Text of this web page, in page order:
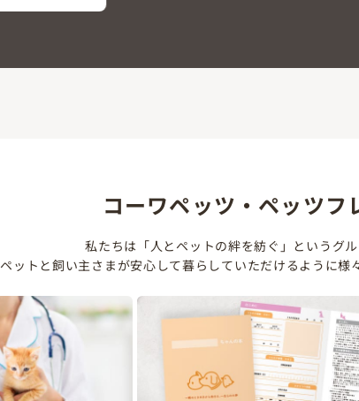
コーワペッツ・ペッツフ
私たちは「人とペットの絆を紡ぐ」というグル
ペットと飼い主さまが安心して暮らしていただけるように様